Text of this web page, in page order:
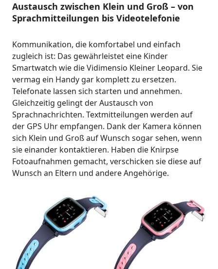
Austausch zwischen Klein und Groß – von
Sprachmitteilungen bis Videotelefonie
Kommunikation, die komfortabel und einfach
zugleich ist: Das gewährleistet eine Kinder
Smartwatch wie die Vidimensio Kleiner Leopard. Sie
vermag ein Handy gar komplett zu ersetzen.
Telefonate lassen sich starten und annehmen.
Gleichzeitig gelingt der Austausch von
Sprachnachrichten. Textmitteilungen werden auf
der GPS Uhr empfangen. Dank der Kamera können
sich Klein und Groß auf Wunsch sogar sehen, wenn
sie einander kontaktieren. Haben die Knirpse
Fotoaufnahmen gemacht, verschicken sie diese auf
Wunsch an Eltern und andere Angehörige.